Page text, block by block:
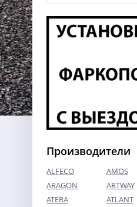
Производители
ALFECO
AMOS
ARAGON
ARTWAY
ATERA
ATLANT